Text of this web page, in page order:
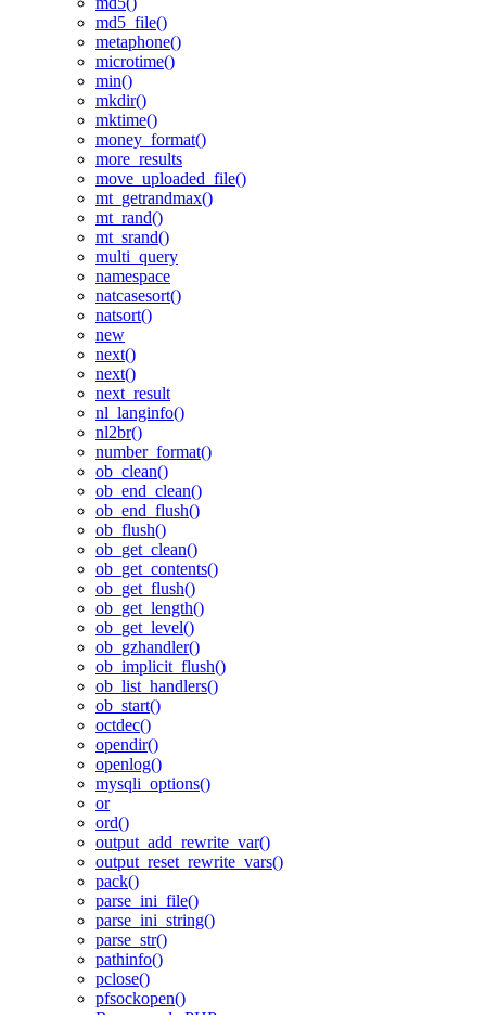
md5_file()
metaphone()
microtime()
min()
mkdir()
mktime()
money_format()
more_results
move_uploaded_file()
mt_getrandmax()
mt_rand()
mt_srand()
multi_query
namespace
natcasesort()
natsort()
new
next()
next()
next_result
nl_langinfo()
nl2br()
number_format()
ob_clean()
ob_end_clean()
ob_end_flush()
ob_flush()
ob_get_clean()
ob_get_contents()
ob_get_flush()
ob_get_length()
ob_get_level()
ob_gzhandler()
ob_implicit_flush()
ob_list_handlers()
ob_start()
octdec()
opendir()
openlog()
mysqli_options()
or
ord()
output_add_rewrite_var()
output_reset_rewrite_vars()
pack()
parse_ini_file()
parse_ini_string()
parse_str()
pathinfo()
pclose()
pfsockopen()